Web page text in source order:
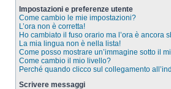
Impostazioni e preferenze utente
Come cambio le mie impostazioni?
L’ora non è corretta!
Ho cambiato il fuso orario ma l’ora è ancora
La mia lingua non è nella lista!
Come posso mostrare un’immagine sotto il
Come cambio il mio livello?
Perché quando clicco sul collegamento
Scrivere messaggi